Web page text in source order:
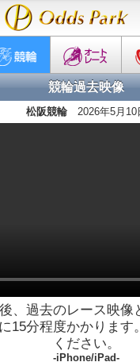
競輪過去映像
松阪競輪 2026年5月10
、過去のレース映像
15分程度かかります
ください。
-iPhone/iPad-